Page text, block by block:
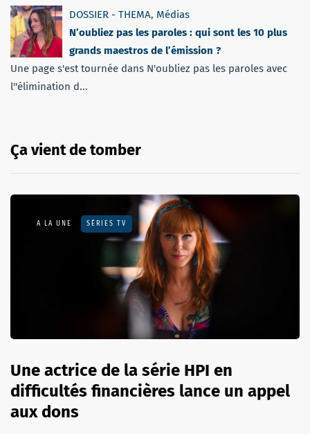
DOSSIER - THEMA, Médias
N’oubliez pas les paroles : qui sont les 10 plus
grands maestros de l’émission ?
Une page s'est tournée dans N'oubliez pas les paroles avec
l''élimination d...
Ça vient de tomber
A LA UNE SÉRIES TV
Une actrice de la série HPI en
difficultés financières lance un appel
aux dons